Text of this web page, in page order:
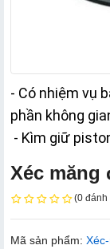
- Có nhiệm vụ
phần không
- Kìm giữ
Xéc măng
(0 đánh
Mã sản phẩm: